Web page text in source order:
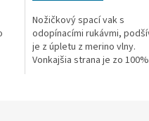
Nožičkový spací vak s
odopínacími rukávmi,
je z úpletu z merino vlny.
Vonkajšia strana je zo 100%